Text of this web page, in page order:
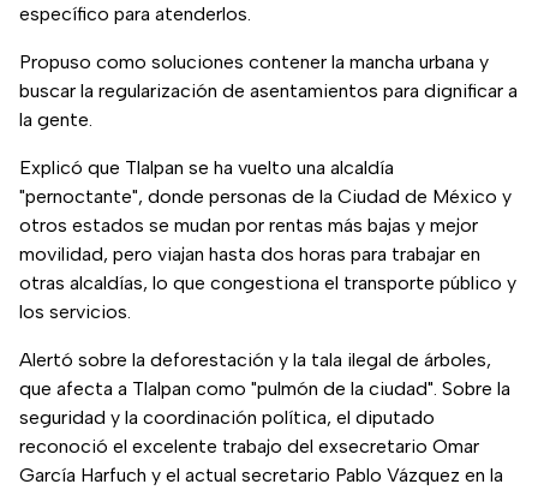
específico para atenderlos.
Propuso como soluciones contener la mancha urbana y
buscar la regularización de asentamientos para dignificar a
la gente.
Explicó que Tlalpan se ha vuelto una alcaldía
"pernoctante", donde personas de la Ciudad de México y
otros estados se mudan por rentas más bajas y mejor
movilidad, pero viajan hasta dos horas para trabajar en
otras alcaldías, lo que congestiona el transporte público y
los servicios.
Alertó sobre la deforestación y la tala ilegal de árboles,
que afecta a Tlalpan como "pulmón de la ciudad". Sobre la
seguridad y la coordinación política, el diputado
reconoció el excelente trabajo del exsecretario Omar
García Harfuch y el actual secretario Pablo Vázquez en la